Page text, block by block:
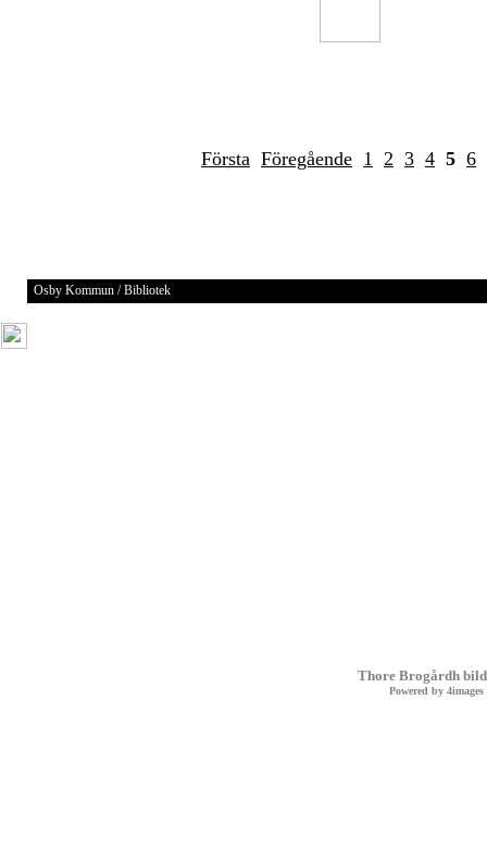
Första Föregående 1 2 3 4 5 6
Osby Kommun / Bibliotek
Thore Brogårdh
Powered by 4images